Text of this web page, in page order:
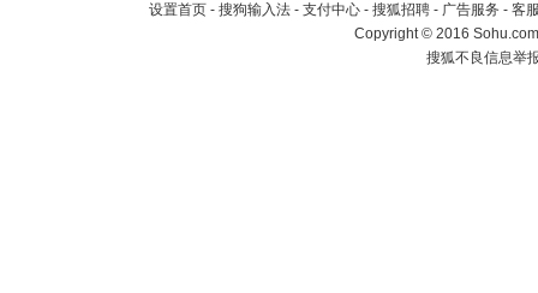
设置首页 - 搜狗输入法 - 支付中心 - 搜狐招聘 - 广告服务 - 客
Copyright©2016
搜狐不良信息举